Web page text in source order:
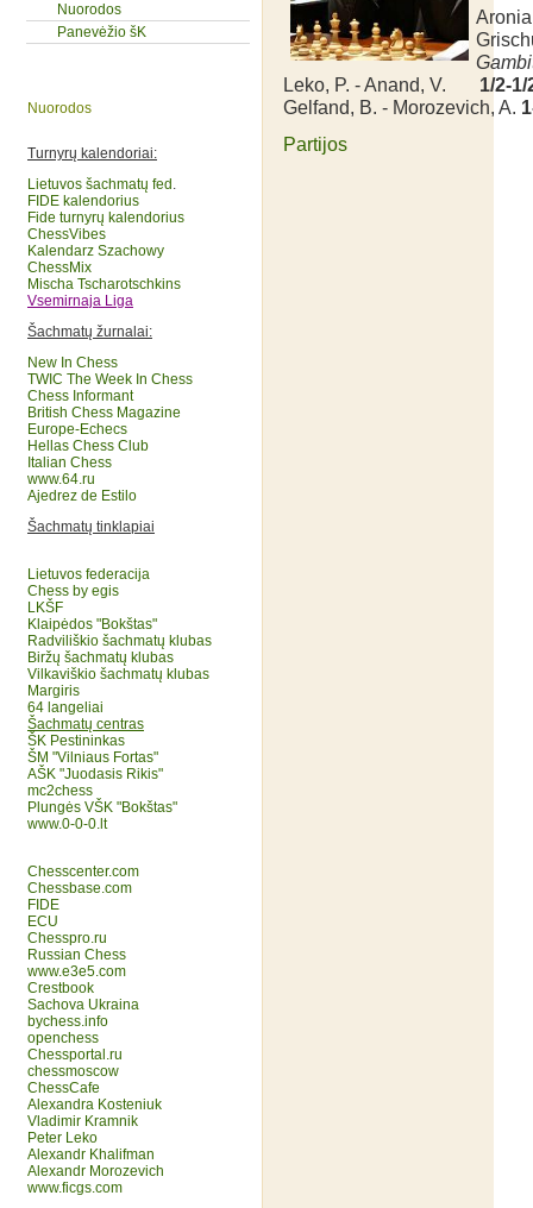
Nuorodos
Panevėžio šK
Nuorodos
Turnyrų kalendoriai:
Lietuvos šachmatų fed .
FIDE kalendorius
Fide turnyrų kalendorius
ChessVibes
Kalendarz Szachowy
ChessMix
Mischa Tscharotschkins
Vsemirnaja Liga
Šachmatų žurnalai:
New In Chess
TWIC The Week In Chess
Chess Informant
British Chess Magazine
Europe-Echecs
Hellas Chess Club
Italian Chess
www.64.ru
Ajedrez de Estilo
Šachmatų tinklapiai
Lietuvos federacija
Chess by egis
LKŠF
Klaipėdos "Bokštas"
Radviliškio šachmatų klubas
Biržų šachmatų klubas
Vilkaviškio šachmatų klubas
Margiris
64 langeliai
Šachmatų centras
ŠK Pestininkas
ŠM "Vilniaus Fortas"
AŠK "Juodasis Rikis"
mc2chess
Plungės VŠK "Bokštas"
www.0-0-0.lt
Chesscenter.com
Chessbase.com
FIDE
ECU
Chesspro.ru
Russian Chess
www.e3e5.com
Crestbook
Sachova Ukraina
bychess.info
openchess
Chessportal.ru
chessmoscow
ChessCafe
Alexandra Kosteniuk
Vladimir Kramnik
Peter Leko
Alexandr Khalifman
Alexandr Morozevich
www.ficgs.com
Leko, P. - Anand, V. 1/2-1/
Gelfand, B. - Morozevich, A.
Partijos